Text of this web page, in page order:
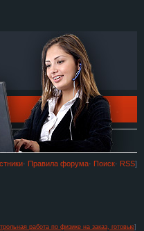
· Правила форума· Поиск· RSS]
работа по физике на заказ, готовые]